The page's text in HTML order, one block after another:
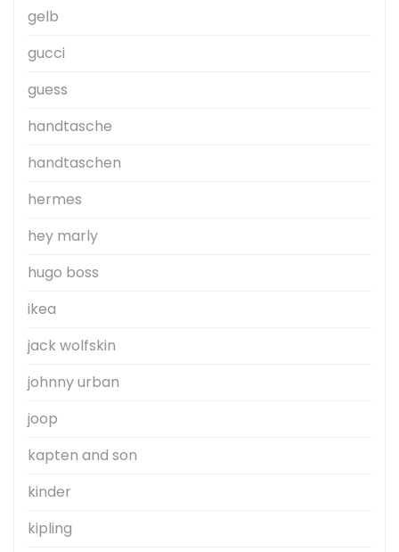
gelb
gucci
guess
handtasche
handtaschen
hermes
hey marly
hugo boss
ikea
jack wolfskin
johnny urban
joop
kapten and son
kinder
kipling